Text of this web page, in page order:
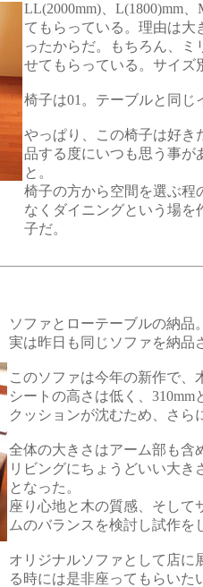
LL(2000mm)、L(1800)mm
てもらっている。理由は大
ったからだ。もちろん、ミ
せてもらっている。サイズ
椅子は01。テーブルと同じ
やっぱり、この椅子は好き
品する度にいつも思う事が
と。
椅子の方から空間を選ぶ程
なくダイニングという場を
子だ。
ソファとローテーブルの納品
実は昨日も同じソファを納品
このソファは今年の新作で、
シートの高さは低く、
クッションが沈むため、さら
全体の大きさはアーム部も含
リビングにちょうどいい大き
となった。
座り心地と木の質感、そして
ムのバランスを検討し試作を
オリジナルソファとして店に
る時には是非座ってもらいた